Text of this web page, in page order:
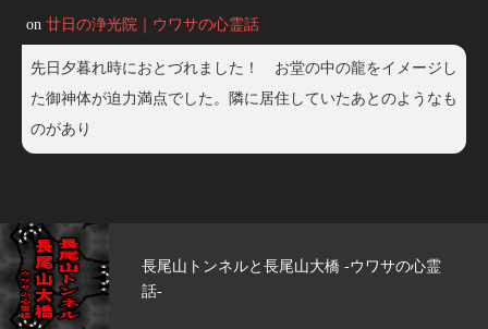
on 廿日の浄光院｜ウワサの心霊話
先日夕暮れ時におとづれました！ お堂の中の龍をイメージし
た御神体が迫力満点でした。隣に居住していたあとのようなも
のがあり
霊
玄武洞公園 -ウワサの心霊話-